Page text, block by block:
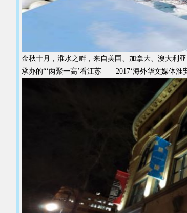
金秋十月，淮水之畔，来自美国、加拿大、澳大利
承办的“‘两聚一高’看江苏——2017‘海外华文媒体淮安